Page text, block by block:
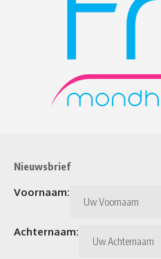
Nieuwsbrief
Voornaam:
Achternaam: